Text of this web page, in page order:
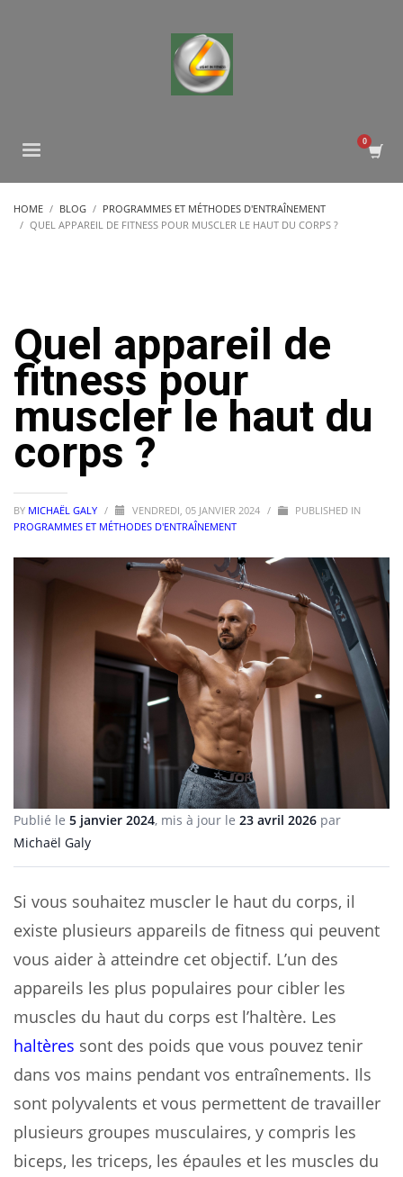
HOME BLOG
PROGRAMMES ET MÉTHODES D'ENTRAÎNEMENT
QUEL APPAREIL DE FITNESS POUR MUSCLER LE HAUT DU CORPS ?
Quel appareil de
fitness pour
muscler le haut du
corps ?
BY MICHAËL GALY / VENDREDI, 05 JANVIER 2024 /
PUBLISHED IN
PROGRAMMES ET MÉTHODES D'ENTRAÎNEMENT
Publié le 5 janvier 2024, mis à jour le 23 avril 2026 par
Michaël Galy
Si vous souhaitez muscler le haut du corps, il
existe plusieurs appareils de fitness qui peuvent
vous aider à atteindre cet objectif. L’un des
appareils les plus populaires pour cibler les
muscles du haut du corps est l’haltère. Les
haltères sont des poids que vous pouvez tenir
dans vos mains pendant vos entraînements. Ils
sont polyvalents et vous permettent de travailler
plusieurs groupes musculaires, y compris les
biceps, les triceps, les épaules et les muscles du